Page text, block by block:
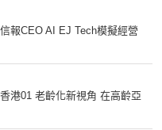
報CEO AI EJ Tech模擬經營
港01 老齡化新視角 在高齡亞